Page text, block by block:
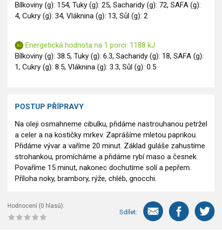
Bílkoviny (g): 154, Tuky (g): 25, Sacharidy (g): 72, SAFA (g):
4, Cukry (g): 34, Vláknina (g): 13, Sůl (g): 2
Energetická hodnota na 1 porci: 1188 kJ
Bílkoviny (g): 38.5, Tuky (g): 6.3, Sacharidy (g): 18, SAFA (g):
1, Cukry (g): 8.5, Vláknina (g): 3.3, Sůl (g): 0.5
POSTUP PŘÍPRAVY
Na oleji osmahneme cibulku, přidáme nastrouhanou petržel
a celer a na kostičky mrkev. Zaprášíme mletou paprikou.
Přidáme vývar a vaříme 20 minut. Základ guláše zahustíme
strohankou, promícháme a přidáme rybí maso a česnek.
Povaříme 15 minut, nakonec dochutíme solí a pepřem.
Příloha noky, brambory, rýže, chléb, gnocchi.
Hodnocení (0 hlasů):
Sdílet: